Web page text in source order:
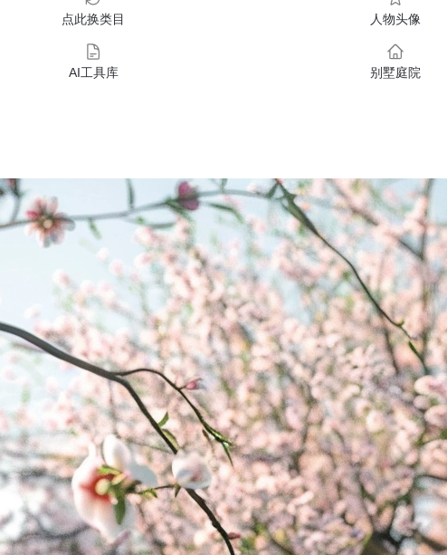
点此换类目 人物头像
AI工具库 别墅庭院